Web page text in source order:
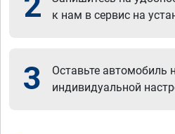
к нам в сервис на
3
Оставьте автомобиль
индивидуальной